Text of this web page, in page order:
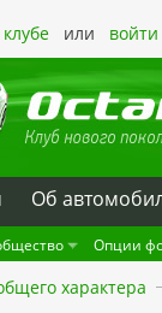
или войти
Oб
Опции
характера